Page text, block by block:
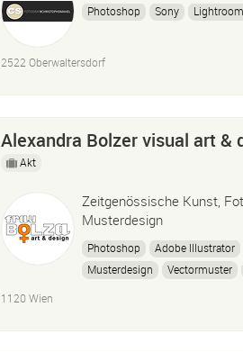
Photoshop Sony Lightroom
2522 Oberwaltersdorf
Alexandra Bolzer visual art &
Akt
Zeitgenössische Kunst,
Musterdesign
Photoshop Adobe Illustrator
Musterdesign
Vectormuster
1120 Wien